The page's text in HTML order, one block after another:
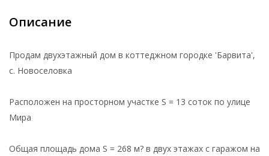
Описание
Продам двухэтажный дом в коттеджном городке 'Барвита',
с. Новоселовка
Расположен на просторном участке S = 13 соток по улице
Мира
Общая площадь дома S = 268 м? в двух этажах с гаражом на